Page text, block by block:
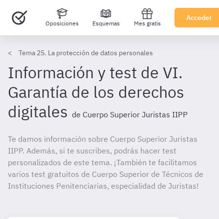
Oposiciones Esquemas Mes gratis
Acceder
Tema 25. La protección de datos personales
Información y test de VI.
Garantía de los derechos
digitales de Cuerpo Superior Juristas IIPP
Te damos información sobre Cuerpo Superior Juristas
IIPP. Además, si te suscribes, podrás hacer test
personalizados de este tema. ¡También te facilitamos
varios test gratuitos de Cuerpo Superior de Técnicos de
Instituciones Penitenciarias, especialidad de Juristas!